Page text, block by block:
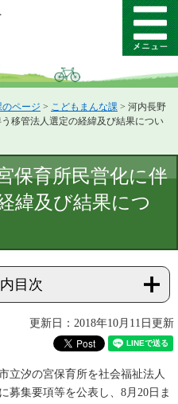
メ
ニ
ー
のページ > こどもまんな課 > 河内長野
移管法人選定の経緯及び結果につい
保育所民営化に伴
緯及び結果につ
目次
更新日：2018年10月11日更新
立汐の宮保育所を社会福祉法人
募集要項等を公表し、8月20日ま